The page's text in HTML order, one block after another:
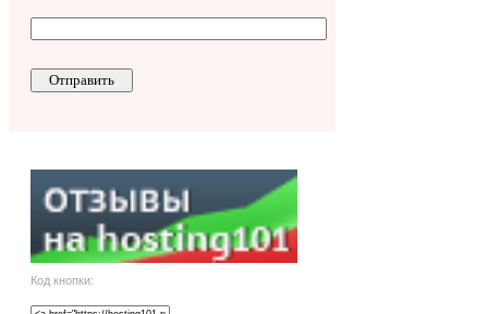
Код кнопки: